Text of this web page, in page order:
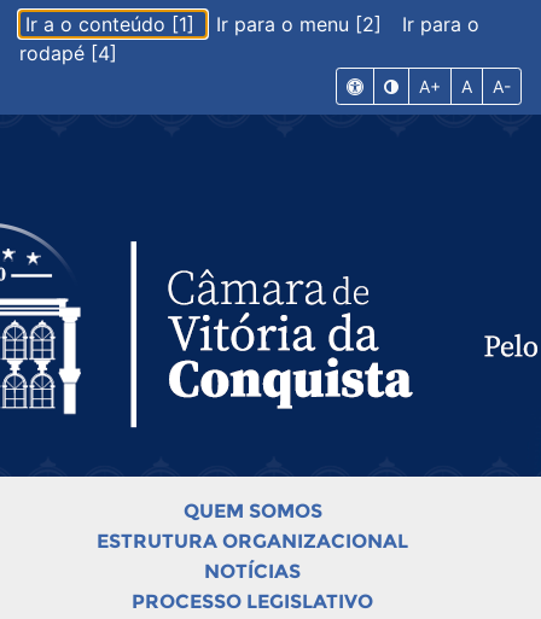
Ir a o conteúdo [1] Ir para o menu [2]
Ir para o
rodapé [4]
A+ A A-
QUEM SOMOS
ESTRUTURA ORGANIZACIONAL
NOTÍCIAS
PROCESSO LEGISLATIVO